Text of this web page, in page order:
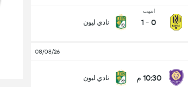
انتهت
0
-
1 نادي ليون
08/08/26
10:30 م نادي ليون